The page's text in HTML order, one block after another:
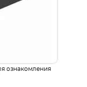
ознакомления